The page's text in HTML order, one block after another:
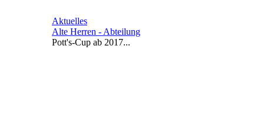
Aktuelles
Alte Herren - Abteilung
Pott's-Cup ab 2017...